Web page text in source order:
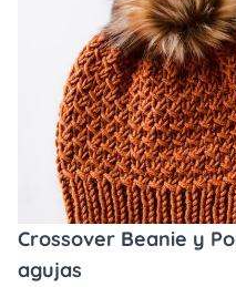
Crossover Beanie y
agujas